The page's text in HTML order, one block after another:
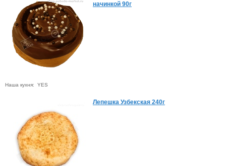
начинкой 90г
Наша кухня: YES
Лепешка Узбекская 240г